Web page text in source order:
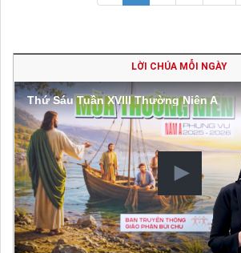
LỜI CHÚA MỖI NGÀY
Thứ Sáu Tuần XVIII Thường Niên A